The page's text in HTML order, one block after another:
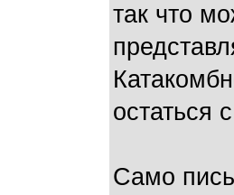
так что
остаться
Само